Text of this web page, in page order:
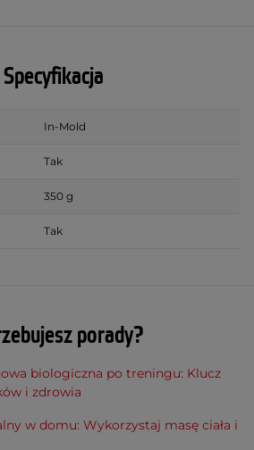
Specyfikacja
In-Mold
Tak
350 g
Tak
porady?
biologiczna po treningu: Klucz
i zdrowia
w domu: Wykorzystaj masę ciała i